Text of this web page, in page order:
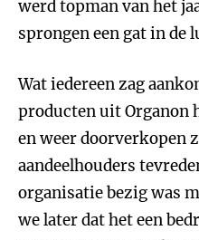
werd topman van het
sprongen een gat in de
Wat iedereen zag
producten uit Organon
en weer doorverkopen
aandeelhouders
organisatie bezig was
we later dat het een